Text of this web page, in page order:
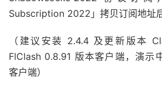
Subscription 2022」拷贝订阅地址
（建议安装 2.4.4 及更新版本
FlClash 0.8.91 版本客户端，演示
客户端）